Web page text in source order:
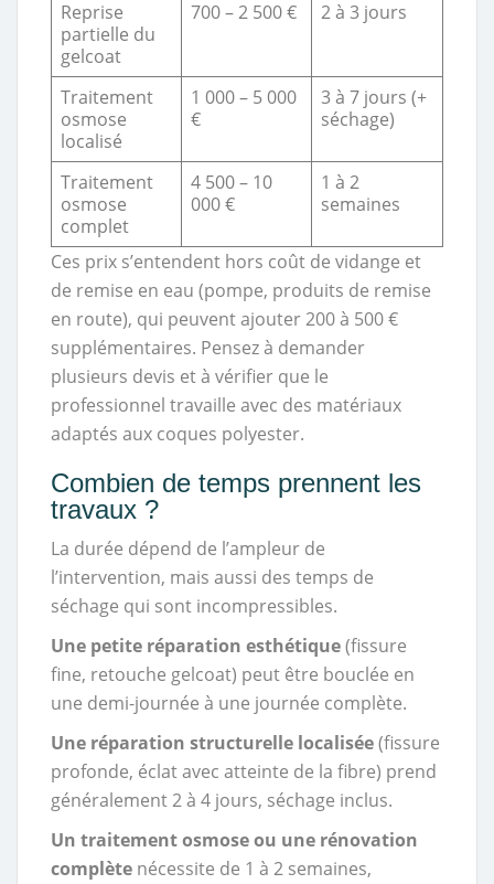
Reprise
partielle du
gelcoat
700 – 2 500 € 2 à 3 jours
Traitement
osmose
localisé
1 000 – 5 000
€
3 à 7 jours (+
séchage)
Traitement
osmose
complet
4 500 – 10
000 €
1 à 2
semaines
Ces prix s’entendent hors coût de vidange et
de remise en eau (pompe, produits de remise
en route), qui peuvent ajouter 200 à 500 €
supplémentaires. Pensez à demander
plusieurs devis et à vérifier que le
professionnel travaille avec des matériaux
adaptés aux coques polyester.
Combien de temps prennent les
travaux ?
La durée dépend de l’ampleur de
l’intervention, mais aussi des temps de
séchage qui sont incompressibles.
Une petite réparation esthétique(fissure
fine, retouche gelcoat) peut être bouclée en
une demi-journée à une journée complète.
Une réparation structurelle localisée(fissure
profonde, éclat avec atteinte de la fibre) prend
généralement 2 à 4 jours, séchage inclus.
Un traitement osmose ou une rénovation
complète nécessite de 1 à 2 semaines,